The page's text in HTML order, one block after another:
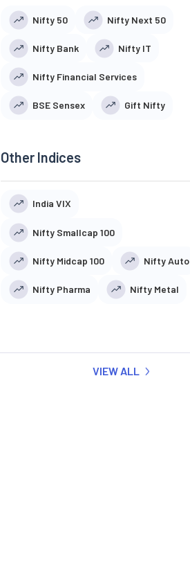
Nifty 50 Nifty Next 50
Nifty Bank Nifty IT
Nifty Financial Services
BSE Sensex Gift Nifty
Other Indices
India VIX
Nifty Smallcap 100
Nifty Midcap 100 Nifty Auto
Nifty Pharma Nifty Metal
VIEW ALL